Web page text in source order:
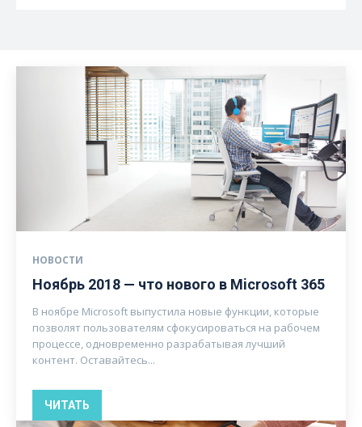
НОВОСТИ
Ноябрь 2018 — что нового в Microsoft 365
В ноябре Microsoft выпустила новые функции, которые
позволят пользователям сфокусироваться на рабочем
процессе, одновременно разрабатывая лучший
контент. Оставайтесь...
ЧИТАТЬ